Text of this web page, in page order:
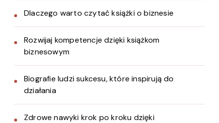
Dlaczego warto czytać książki o biznesie
Rozwijaj kompetencje dzięki książkom
biznesowym
Biografie ludzi sukcesu, które inspirują do
działania
Zdrowe nawyki krok po kroku dzięki